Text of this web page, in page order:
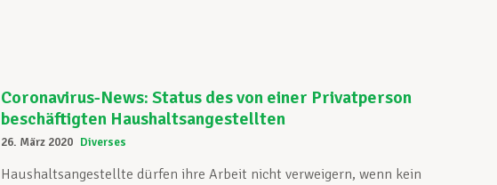
Coronavirus-News: Status des von einer Privatperson
beschäftigten Haushaltsangestellten
26. März 2020 Diverses
Haushaltsangestellte dürfen ihre Arbeit nicht verweigern, wenn kein